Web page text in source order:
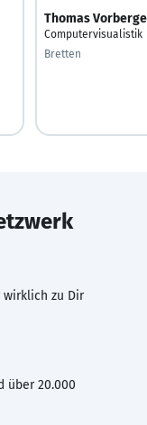
Thomas
Computervisualistik
Bretten
wirklich zu Dir
über 20.000